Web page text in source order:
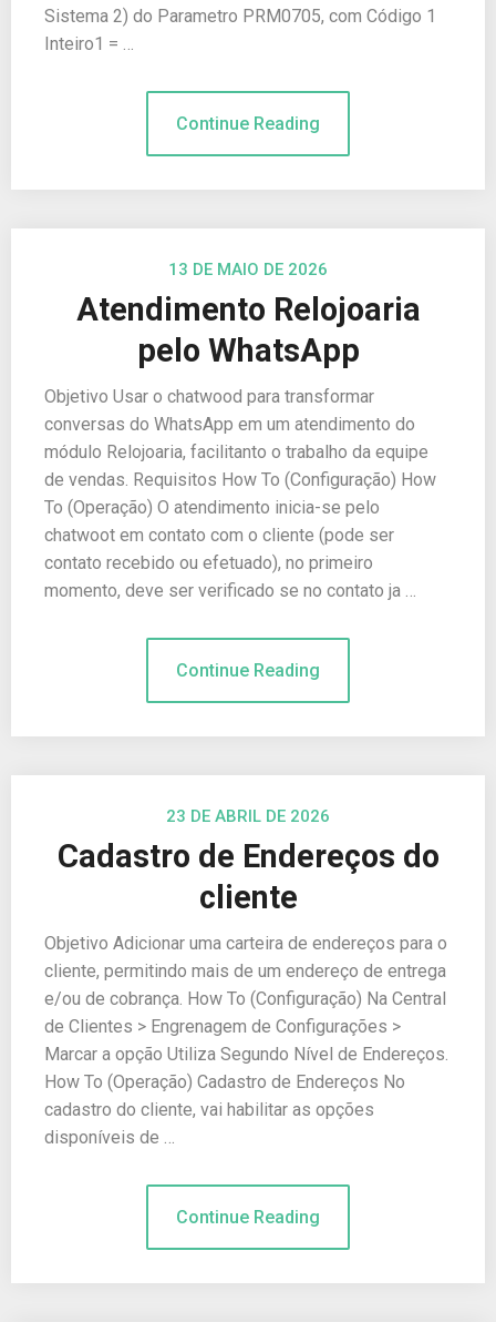
Sistema 2) do Parametro PRM0705, com Código 1
Inteiro1 = …
Continue Reading
13 DE MAIO DE 2026
Atendimento Relojoaria
pelo WhatsApp
Objetivo Usar o chatwood para transformar
conversas do WhatsApp em um atendimento do
módulo Relojoaria, facilitanto o trabalho da equipe
de vendas. Requisitos How To (Configuração) How
To (Operação) O atendimento inicia-se pelo
chatwoot em contato com o cliente (pode ser
contato recebido ou efetuado), no primeiro
momento, deve ser verificado se no contato ja …
Continue Reading
23 DE ABRIL DE 2026
Cadastro de Endereços do
cliente
Objetivo Adicionar uma carteira de endereços para o
cliente, permitindo mais de um endereço de entrega
e/ou de cobrança. How To (Configuração) Na Central
de Clientes > Engrenagem de Configurações >
Marcar a opção Utiliza Segundo Nível de Endereços.
How To (Operação) Cadastro de Endereços No
cadastro do cliente, vai habilitar as opções
disponíveis de …
Continue Reading